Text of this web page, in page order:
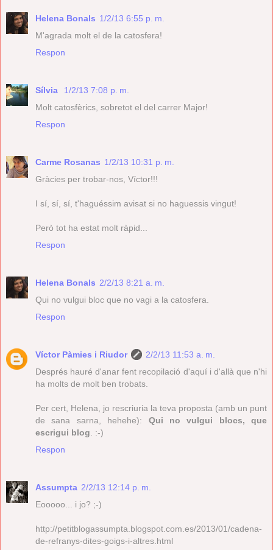
Helena Bonals 1/2/13 6:55 p. m.
M'agrada molt el de la catosfera!
Respon
Sílvia
1/2/13 7:08 p. m.
Molt catosfèrics, sobretot el del carrer Major!
Respon
Carme Rosanas 1/2/13 10:31 p. m.
Gràcies per trobar-nos, Víctor!!!
I sí, sí, sí, t'haguéssim avisat si no haguessis vingut!
Però tot ha estat molt ràpid...
Respon
Helena Bonals 2/2/13 8:21 a. m.
Qui no vulgui bloc que no vagi a la catosfera.
Respon
Víctor Pàmies i Riudor
2/2/13 11:53 a. m.
Després hauré d'anar fent recopilació d'aquí i d'allà que n'hi
ha molts de molt ben trobats.
Per cert, Helena, jo rescriuria la teva proposta (amb un punt
de sana sarna, hehehe): Qui no vulgui blocs, que
escrigui blog . :-)
Respon
Assumpta 2/2/13 12:14 p. m.
Eooooo... i jo? ;-)
http://petitblogassumpta.blogspot.com.es/2013/01/cadena-
de-refranys-dites-goigs-i-altres.html